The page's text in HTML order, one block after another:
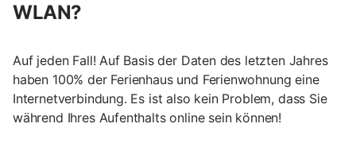
WLAN?
Auf jeden Fall! Auf Basis der Daten des letzten Jahres
haben 100% der Ferienhaus und Ferienwohnung eine
Internetverbindung. Es ist also kein Problem, dass Sie
während Ihres Aufenthalts online sein können!